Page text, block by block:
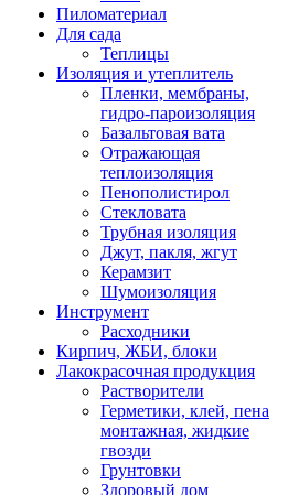
Пиломатериал
Для сада
Теплицы
Изоляция и утеплитель
Пленки, мембраны,
гидро-пароизоляция
Базальтовая вата
Отражающая
теплоизоляция
Пенополистирол
Стекловата
Трубная изоляция
Джут, пакля, жгут
Керамзит
Шумоизоляция
Инструмент
Расходники
Кирпич, ЖБИ, блоки
Лакокрасочная продукция
Растворители
Герметики, клей, пена
монтажная, жидкие
гвозди
Грунтовки
Здоровый дом